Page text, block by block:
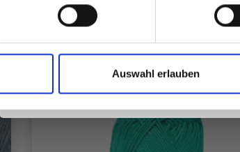
Auswahl erlauben
Nein, danke